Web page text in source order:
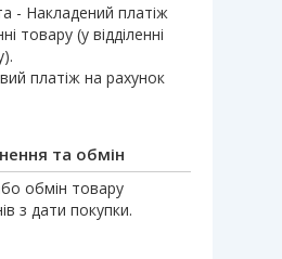
- Накладений платіж
товару (у відділенні
платіж на рахунок
та обмін
обмін товару
з дати покупки.